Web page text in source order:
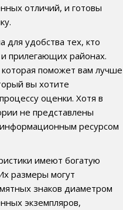
отличий, и готовы
для удобства тех, кто
прилегающих районах.
поможет вам лучше
вы хотите
оценки. Хотя в
не представлены
ресурсом
имеют богатую
размеры могут
знаков диаметром
экземпляров,